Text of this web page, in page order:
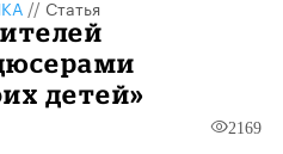
//Статья
детей»
2169